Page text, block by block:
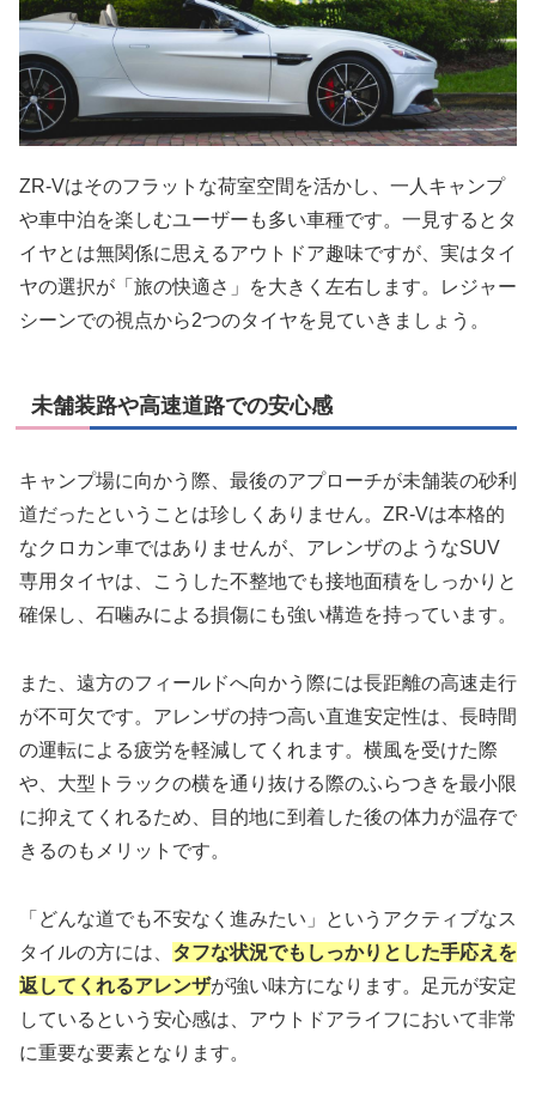
ZR-Vはそのフラットな荷室空間を活かし、一人キャンプ
や車中泊を楽しむユーザーも多い車種です。一見するとタ
イヤとは無関係に思えるアウトドア趣味ですが、実はタイ
ヤの選択が「旅の快適さ」を大きく左右します。レジャー
シーンでの視点から2つのタイヤを見ていきましょう。
未舗装路や高速道路での安心感
キャンプ場に向かう際、最後のアプローチが未舗装の砂利
道だったということは珍しくありません。ZR-Vは本格的
なクロカン車ではありませんが、アレンザのようなSUV
専用タイヤは、こうした不整地でも接地面積をしっかりと
確保し、石噛みによる損傷にも強い構造を持っています。
また、遠方のフィールドへ向かう際には長距離の高速走行
が不可欠です。アレンザの持つ高い直進安定性は、長時間
の運転による疲労を軽減してくれます。横風を受けた際
や、大型トラックの横を通り抜ける際のふらつきを最小限
に抑えてくれるため、目的地に到着した後の体力が温存で
きるのもメリットです。
「どんな道でも不安なく進みたい」というアクティブなス
タイルの方には、 タフな状況でもしっかりとした手応えを
返してくれるアレンザが強い味方になります。足元が安定
しているという安心感は、アウトドアライフにおいて非常
に重要な要素となります。